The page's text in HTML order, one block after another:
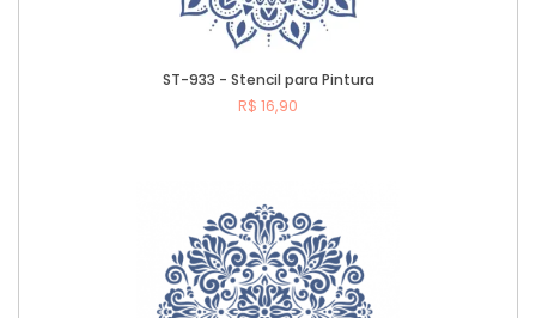
ST-933 - Stencil para Pintura
R$ 16,90